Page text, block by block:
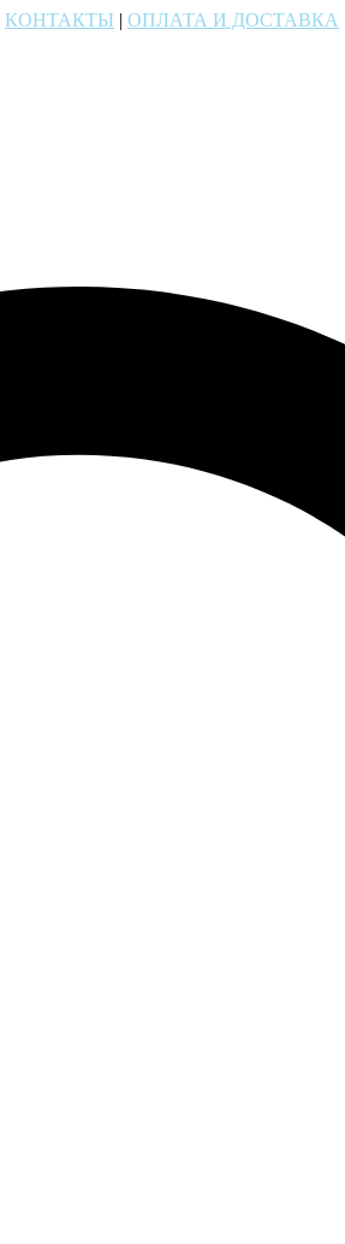
КОНТАКТЫ | ОПЛАТА И ДОСТАВКА